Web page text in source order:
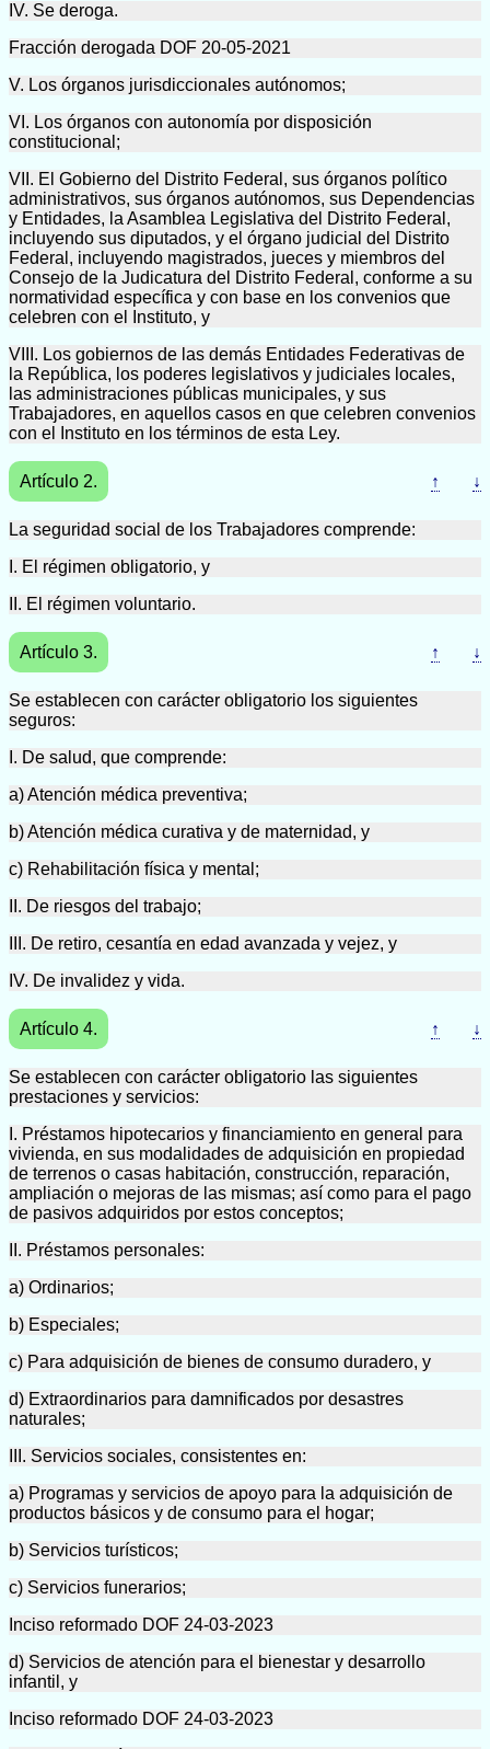
IV. Se deroga.
Fracción derogada DOF 20-05-2021
V. Los órganos jurisdiccionales autónomos;
VI. Los órganos con autonomía por disposición
constitucional;
VII. El Gobierno del Distrito Federal, sus órganos político
administrativos, sus órganos autónomos, sus Dependencias
y Entidades, la Asamblea Legislativa del Distrito Federal,
incluyendo sus diputados, y el órgano judicial del Distrito
Federal, incluyendo magistrados, jueces y miembros del
Consejo de la Judicatura del Distrito Federal, conforme a su
normatividad específica y con base en los convenios que
celebren con el Instituto, y
VIII. Los gobiernos de las demás Entidades Federativas de
la República, los poderes legislativos y judiciales locales,
las administraciones públicas municipales, y sus
Trabajadores, en aquellos casos en que celebren convenios
con el Instituto en los términos de esta Ley.
Artículo 2. ↑ ↓
La seguridad social de los Trabajadores comprende:
I. El régimen obligatorio, y
II. El régimen voluntario.
Artículo 3. ↑ ↓
Se establecen con carácter obligatorio los siguientes
seguros:
I. De salud, que comprende:
a) Atención médica preventiva;
b) Atención médica curativa y de maternidad, y
c) Rehabilitación física y mental;
II. De riesgos del trabajo;
III. De retiro, cesantía en edad avanzada y vejez, y
IV. De invalidez y vida.
Artículo 4. ↑ ↓
Se establecen con carácter obligatorio las siguientes
prestaciones y servicios:
I. Préstamos hipotecarios y financiamiento en general para
vivienda, en sus modalidades de adquisición en propiedad
de terrenos o casas habitación, construcción, reparación,
ampliación o mejoras de las mismas; así como para el pago
de pasivos adquiridos por estos conceptos;
II. Préstamos personales:
a) Ordinarios;
b) Especiales;
c) Para adquisición de bienes de consumo duradero, y
d) Extraordinarios para damnificados por desastres
naturales;
III. Servicios sociales, consistentes en:
a) Programas y servicios de apoyo para la adquisición de
productos básicos y de consumo para el hogar;
b) Servicios turísticos;
c) Servicios funerarios;
Inciso reformado DOF 24-03-2023
d) Servicios de atención para el bienestar y desarrollo
infantil, y
Inciso reformado DOF 24-03-2023